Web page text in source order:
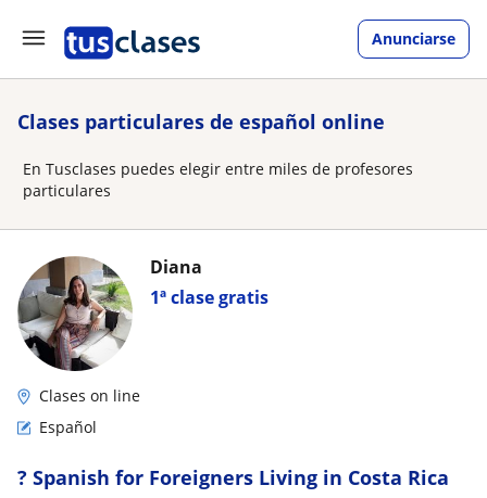
Anunciarse
Clases particulares de español online
En Tusclases puedes elegir entre miles de profesores
particulares
1ª clase gratis
Diana
Clases on line
Español
? Spanish for Foreigners Living in Costa Rica